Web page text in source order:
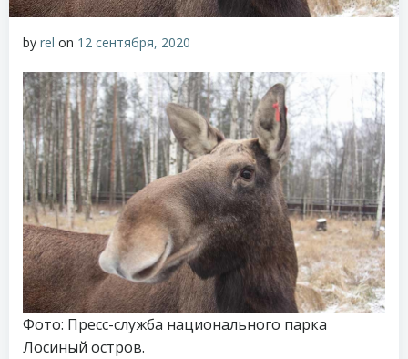
by rel on 12 сентября, 2020
Фото: Пресс-служба национального парка
Лосиный остров.